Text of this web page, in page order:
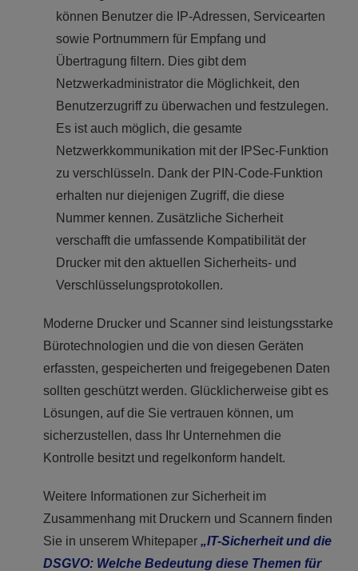
können Benutzer die IP-Adressen, Servicearten
sowie Portnummern für Empfang und
Übertragung filtern. Dies gibt dem
Netzwerkadministrator die Möglichkeit, den
Benutzerzugriff zu überwachen und festzulegen.
Es ist auch möglich, die gesamte
Netzwerkkommunikation mit der IPSec-Funktion
zu verschlüsseln. Dank der PIN-Code-Funktion
erhalten nur diejenigen Zugriff, die diese
Nummer kennen. Zusätzliche Sicherheit
verschafft die umfassende Kompatibilität der
Drucker mit den aktuellen Sicherheits- und
Verschlüsselungsprotokollen.
Moderne Drucker und Scanner sind leistungsstarke
Bürotechnologien und die von diesen Geräten
erfassten, gespeicherten und freigegebenen Daten
sollten geschützt werden. Glücklicherweise gibt es
Lösungen, auf die Sie vertrauen können, um
sicherzustellen, dass Ihr Unternehmen die
Kontrolle besitzt und regelkonform handelt.
Weitere Informationen zur Sicherheit im
Zusammenhang mit Druckern und Scannern finden
Sie in unserem Whitepaper „IT-Sicherheit und die
DSGVO: Welche Bedeutung diese Themen für